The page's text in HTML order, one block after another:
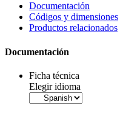
Documentación
Códigos y dimensiones
Productos relacionados
Documentación
Ficha técnica
Elegir idioma